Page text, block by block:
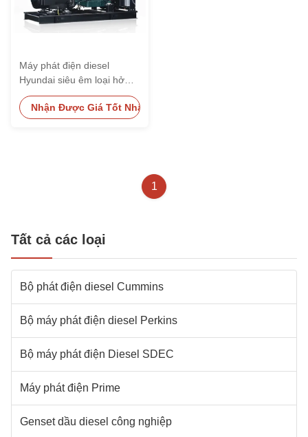
Máy phát điện diesel
Hyundai siêu êm loại hở
100kW 200kW 400kW
Nhận Được Giá Tốt Nhất
1
Tất cả các loại
Bộ phát điện diesel Cummins
Bộ máy phát điện diesel Perkins
Bộ máy phát điện Diesel SDEC
Máy phát điện Prime
Genset dầu diesel công nghiệp